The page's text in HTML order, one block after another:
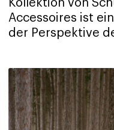
Kollektion von
Accessoires ist
der Perspektive